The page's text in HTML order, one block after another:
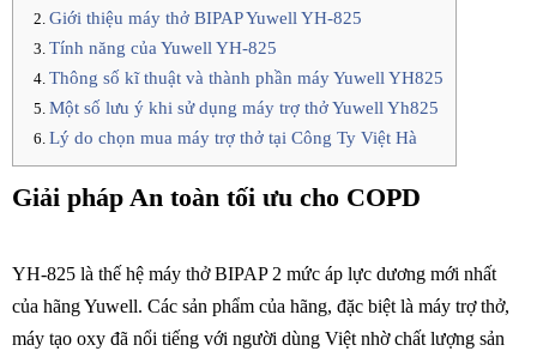
Giới thiệu máy thở BIPAP Yuwell YH-825
Tính năng của Yuwell YH-825
Thông số kĩ thuật và thành phần máy Yuwell YH825
Một số lưu ý khi sử dụng máy trợ thở Yuwell Yh825
Lý do chọn mua máy trợ thở tại Công Ty Việt Hà
Giải pháp An toàn tối ưu cho COPD
YH-825 là thế hệ máy thở BIPAP 2 mức áp lực dương mới nhất
của hãng Yuwell. Các sản phẩm của hãng, đặc biệt là máy trợ thở,
máy tạo oxy đã nổi tiếng với người dùng Việt nhờ chất lượng sản